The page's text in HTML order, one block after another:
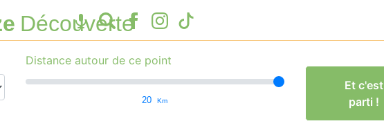
Découverte
Distance autour de ce point
20 Km
Et c'est
parti !